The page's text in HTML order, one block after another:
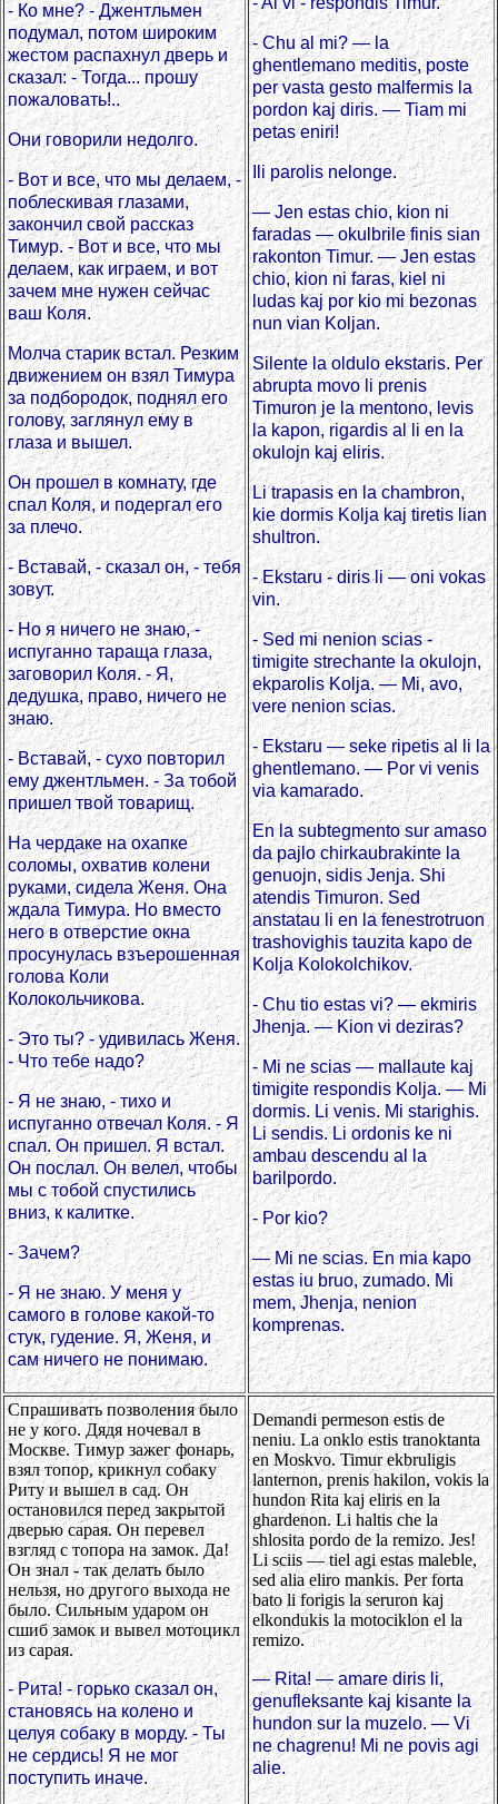
- Ко мне? - Джентльмен
подумал, потом широким
жестом распахнул дверь и
сказал: - Тогда... прошу
пожаловать!..
Они говорили недолго.
- Вот и все, что мы делаем, -
поблескивая глазами,
закончил свой рассказ
Тимур. - Вот и все, что мы
делаем, как играем, и вот
зачем мне нужен сейчас
ваш Коля.
Молча старик встал. Резким
движением он взял Тимура
за подбородок, поднял его
голову, заглянул ему в
глаза и вышел.
Он прошел в комнату, где
спал Коля, и подергал его
за плечо.
- Вставай, - сказал он, - тебя
зовут.
- Но я ничего не знаю, -
испуганно тараща глаза,
заговорил Коля. - Я,
дедушка, право, ничего не
знаю.
- Вставай, - сухо повторил
ему джентльмен. - За тобой
пришел твой товарищ.
На чердаке на охапке
соломы, охватив колени
руками, сидела Женя. Она
ждала Тимура. Но вместо
него в отверстие окна
просунулась взъерошенная
голова Коли
Колокольчикова.
- Это ты? - удивилась Женя.
- Что тебе надо?
- Я не знаю, - тихо и
испуганно отвечал Коля. - Я
спал. Он пришел. Я встал.
Он послал. Он велел, чтобы
мы с тобой спустились
вниз, к калитке.
- Зачем?
- Я не знаю. У меня у
самого в голове какой-то
стук, гудение. Я, Женя, и
сам ничего не понимаю.
- Chu al mi? — la
ghentlemano meditis, poste
per vasta gesto malfermis la
pordon kaj diris. — Tiam mi
petas eniri!
Ili parolis nelonge.
— Jen estas chio, kion ni
faradas — okulbrile finis sian
rakonton Timur. — Jen estas
chio, kion ni faras, kiel ni
ludas kaj por kio mi bezonas
nun vian Koljan.
Silente la oldulo ekstaris. Per
abrupta movo li prenis
Timuron je la mentono, levis
la kapon, rigardis al li en la
okulojn kaj eliris.
Li trapasis en la chambron,
kie dormis Kolja kaj tiretis lian
shultron.
- Ekstaru - diris li — oni vokas
vin.
- Sed mi nenion scias -
timigite strechante la okulojn,
ekparolis Kolja. — Mi, avo,
vere nenion scias.
- Ekstaru — seke ripetis al li la
ghentlemano. — Por vi venis
via kamarado.
En la subtegmento sur amaso
da pajlo chirkaubrakinte la
genuojn, sidis Jenja. Shi
atendis Timuron. Sed
anstatau li en la fenestrotruon
trashovighis tauzita kapo de
Kolja Kolokolchikov.
- Chu tio estas vi? — ekmiris
Jhenja. — Kion vi deziras?
- Mi ne scias — mallaute kaj
timigite respondis Kolja. — Mi
dormis. Li venis. Mi starighis.
Li sendis. Li ordonis ke ni
ambau descendu al la
barilpordo.
- Por kio?
— Mi ne scias. En mia kapo
estas iu bruo, zumado. Mi
mem, Jhenja, nenion
komprenas.
Спрашивать позволения было
не у кого. Дядя ночевал в
Москве. Тимур зажег фонарь,
взял топор, крикнул собаку
Риту и вышел в сад. Он
остановился перед закрытой
дверью сарая. Он перевел
взгляд с топора на замок. Да!
Он знал - так делать было
нельзя, но другого выхода не
было. Сильным ударом он
сшиб замок и вывел мотоцикл
из сарая.
- Рита! - горько сказал он,
становясь на колено и
целуя собаку в морду. - Ты
не сердись! Я не мог
поступить иначе.
Demandi permeson estis de
neniu. La onklo estis tranoktanta
en Moskvo. Timur ekbruligis
lanternon, prenis hakilon, vokis la
hundon Rita kaj eliris en la
ghardenon. Li haltis che la
shlosita pordo de la remizo. Jes!
Li sciis — tiel agi estas maleble,
sed alia eliro mankis. Per forta
bato li forigis la seruron kaj
elkondukis la motociklon el la
remizo.
— Rita! — amare diris li,
genufleksante kaj kisante la
hundon sur la muzelo. — Vi
ne chagrenu! Mi ne povis agi
alie.